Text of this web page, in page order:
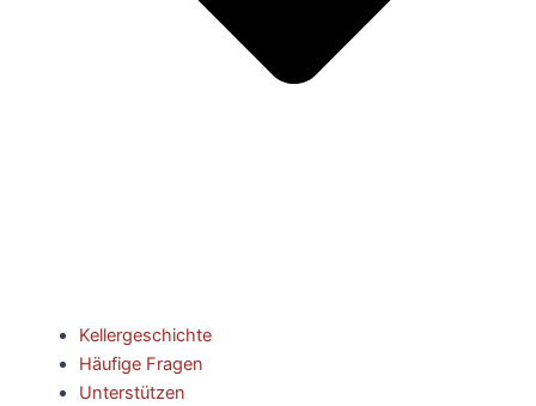
Kellergeschichte
Häufige Fragen
Unterstützen